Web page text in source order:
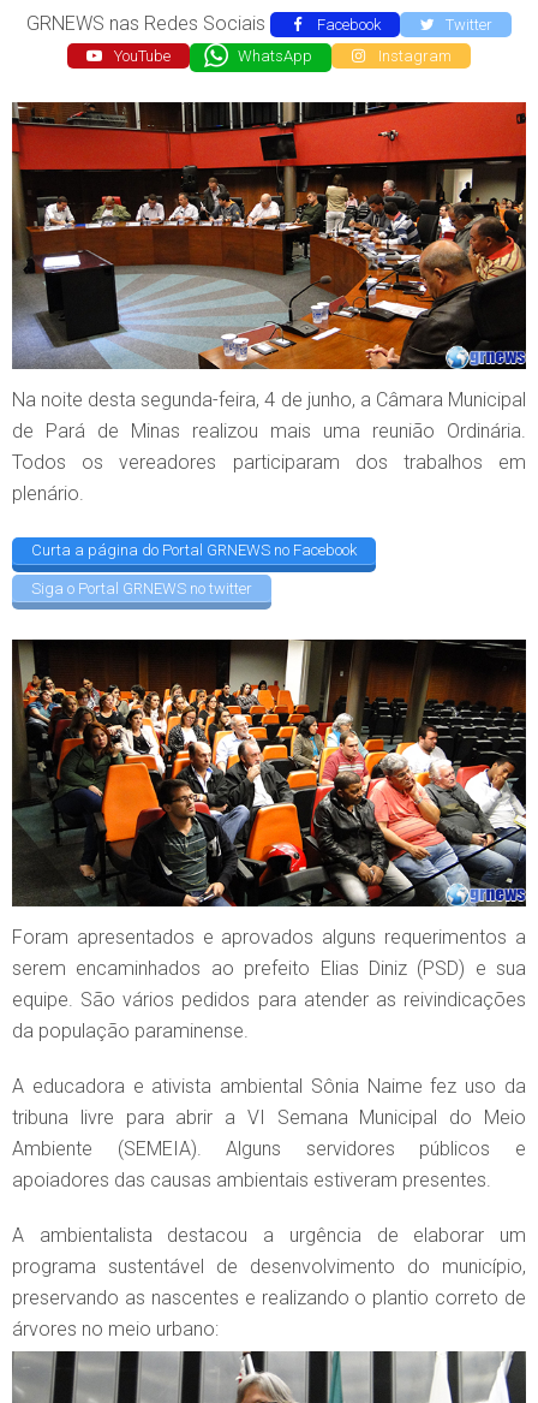
GRNEWS nas Redes Sociais Facebook
Twitter
YouTube
WhatsApp Instagram
Na noite desta segunda-feira, 4 de junho, a Câmara Municipal
de Pará de Minas realizou mais uma reunião Ordinária.
Todos os vereadores participaram dos trabalhos em
plenário.
Curta a página do Portal GRNEWS no Facebook
Siga o Portal GRNEWS no twitter
Foram apresentados e aprovados alguns requerimentos a
serem encaminhados ao prefeito Elias Diniz (PSD) e sua
equipe. São vários pedidos para atender as reivindicações
da população paraminense.
A educadora e ativista ambiental Sônia Naime fez uso da
tribuna livre para abrir a VI Semana Municipal do Meio
Ambiente (SEMEIA). Alguns servidores públicos e
apoiadores das causas ambientais estiveram presentes.
A ambientalista destacou a urgência de elaborar um
programa sustentável de desenvolvimento do município,
preservando as nascentes e realizando o plantio correto de
árvores no meio urbano: